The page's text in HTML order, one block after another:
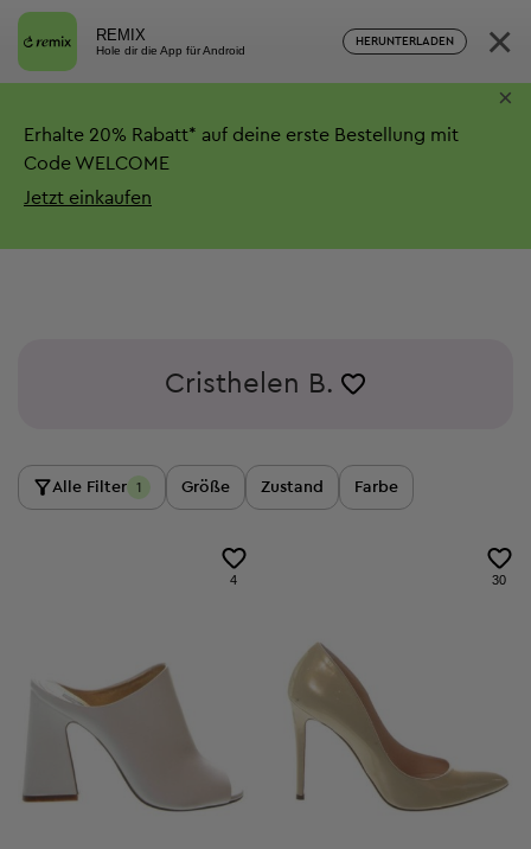
REMIX
Hole dir die App für Android
HERUNTERLADEN ×
Erhalte 20% Rabatt* auf deine erste Bestellung mit
Code WELCOME
Jetzt einkaufen
×
Cristhelen B.
Alle Filter 1 Größe Zustand Farbe
4 30